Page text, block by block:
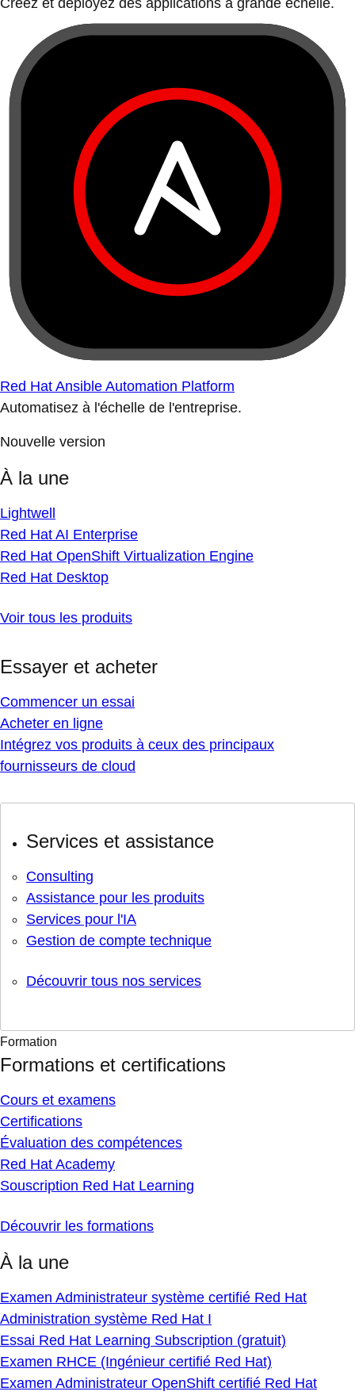
Créez et déployez des applications à grande échelle.
Red Hat Ansible Automation Platform
Automatisez à l'échelle de l'entreprise.
Nouvelle version
À la une
Lightwell
Red Hat AI Enterprise
Red Hat OpenShift Virtualization Engine
Red Hat Desktop
Voir tous les produits
Essayer et acheter
Commencer un essai
Acheter en ligne
Intégrez vos produits à ceux des principaux
fournisseurs de cloud
Services et assistance
Consulting
Assistance pour les produits
Services pour l'IA
Gestion de compte technique
Découvrir tous nos services
Formation
Formations et certifications
Cours et examens
Certifications
Évaluation des compétences
Red Hat Academy
Souscription Red Hat Learning
Découvrir les formations
À la une
Examen Administrateur système certifié Red Hat
Administration système Red Hat I
Essai Red Hat Learning Subscription (gratuit)
Examen RHCE (Ingénieur certifié Red Hat)
Examen Administrateur OpenShift certifié Red Hat